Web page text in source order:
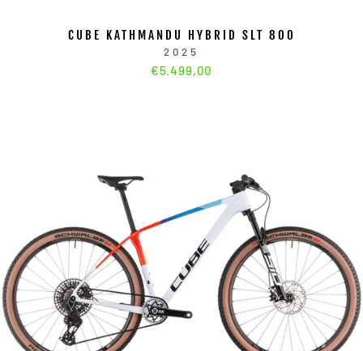
CUBE KATHMANDU HYBRID SLT 800
2025
€5.499,00